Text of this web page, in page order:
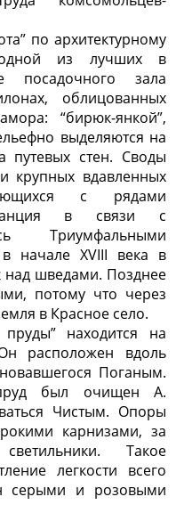
по архитектурному
одной из лучших в
посадочного зала
облицованных
“бирюк-янкой”,
выделяются на
путевых стен. Своды
крупных вдавленных
с рядами
в связи с
Триумфальными
начале XVIII века в
над шведами. Позднее
потому что через
в Красное село.
находится на
расположен вдоль
Поганым.
был очищен А.
Чистым. Опоры
карнизами, за
Такое
легкости всего
серыми и розовыми